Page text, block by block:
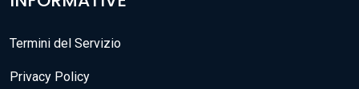
Termini del Servizio
Privacy Policy